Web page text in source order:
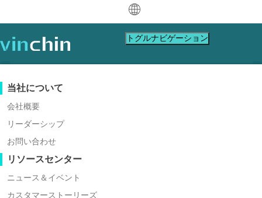
ダウ
中文
データ保護
バックアップ＆リカバリ
リアルタイムレプリケーション
継続的データ保護
オフサイトコピー
アーカイブ
ジョブオーケストレーション
バーチャルマシン
VMware
Hyper-V
Proxmox
XCP-ng
oVirt
H3C CAS/UIS
サポートリソース
ナレッジベース
ビデオガイド
ヘルプセンター
ライブイベント
ウェビナー
ライブデモ
購入ガイド
購入方法を学ぶ
ライセンスポリシー
よくある質問
お問い合わせ
見積もりの依頼
パートナーになる
パートナープログラム
パートナーになる
パートナーを探す
地域パートナーを探す
すでにパートナーですか
当社について
会社概要
リーダーシップ
お問い合わせ
リソースセンター
ニュース＆イベント
カスタマーストーリーズ
トグルナビゲーション
バーチャル環境用の包括的なVM
バックアップソリューション -
Vinchin
簡単、迅速、安全